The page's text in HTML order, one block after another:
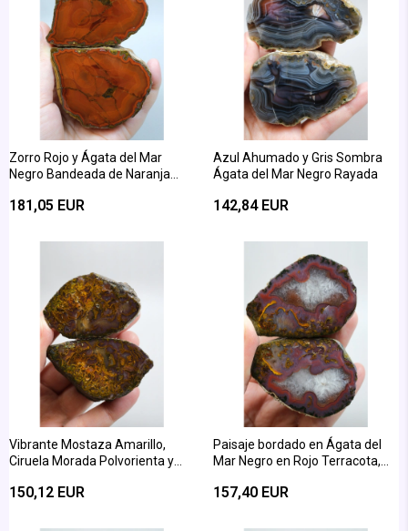
Zorro Rojo y Ágata del Mar
Negro Bandeada de Naranja
181,05 EUR
Azul Ahumado y Gris Sombra
Ágata del Mar Negro Rayada
142,84 EUR
Vibrante Mostaza Amarillo,
Ciruela Morada Polvorienta y
Ágata del Mar Negro
150,12 EUR
Paisaje bordado en Ágata del
Mar Negro en Rojo Terracota,
Polvoriento
157,40 EUR